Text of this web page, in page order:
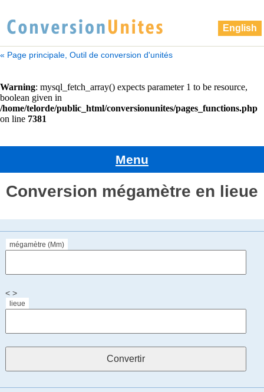
English
« Page principale, Outil de conversion d'unités
Menu
Conversion mégamètre en lieue
mégamètre (Mm)
< >
lieue